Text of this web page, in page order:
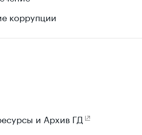
коррупции
и Архив ГД